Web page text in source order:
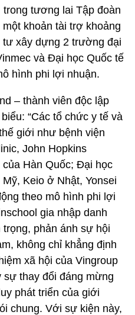
tương lai Tập đoàn
khoản tài trợ khoảng
tư xây dựng 2 trường đại
và Đại học Quốc tế
hình phi lợi nhuận.
– thành viên độc lập
“Các tổ chức y tế và
giới như bệnh viện
John Hopkins
Hàn Quốc; Đại học
Keio ở Nhật, Yonsei
theo mô hình phi lợi
gia nhập danh
phản ánh sự hội
không chỉ khẳng định
xã hội của Vingroup
sự thay đổi đáng mừng
phát triển của giới
chung. Với sự kiện này,